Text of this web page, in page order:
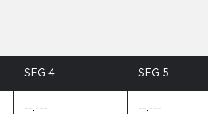
SEG 4 SEG 5
--.--- --.---